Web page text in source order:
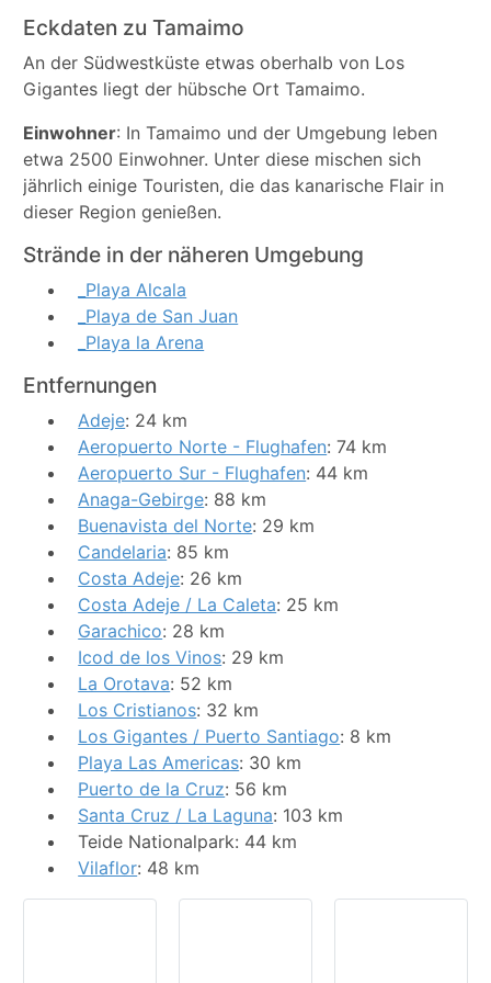
Eckdaten zu Tamaimo
An der Südwestküste etwas oberhalb von Los
Gigantes liegt der hübsche Ort Tamaimo.
Einwohner: In Tamaimo und der Umgebung leben
etwa 2500 Einwohner. Unter diese mischen sich
jährlich einige Touristen, die das kanarische Flair in
dieser Region genießen.
Strände in der näheren Umgebung
_Playa Alcala
_Playa de San Juan
_Playa la Arena
Entfernungen
Adeje: 24 km
Aeropuerto Norte - Flughafen: 74 km
Aeropuerto Sur - Flughafen: 44 km
Anaga-Gebirge: 88 km
Buenavista del Norte: 29 km
Candelaria: 85 km
Costa Adeje: 26 km
Costa Adeje / La Caleta: 25 km
Garachico: 28 km
Icod de los Vinos: 29 km
La Orotava: 52 km
Los Cristianos: 32 km
Los Gigantes / Puerto Santiago: 8 km
Playa Las Americas: 30 km
Puerto de la Cruz: 56 km
Santa Cruz / La Laguna: 103 km
Teide Nationalpark: 44 km
Vilaflor: 48 km